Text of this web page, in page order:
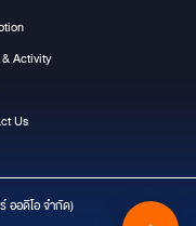
Activity
Us
ออดิโอ จำกัด)